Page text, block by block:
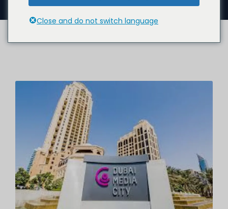
Close and do not switch language